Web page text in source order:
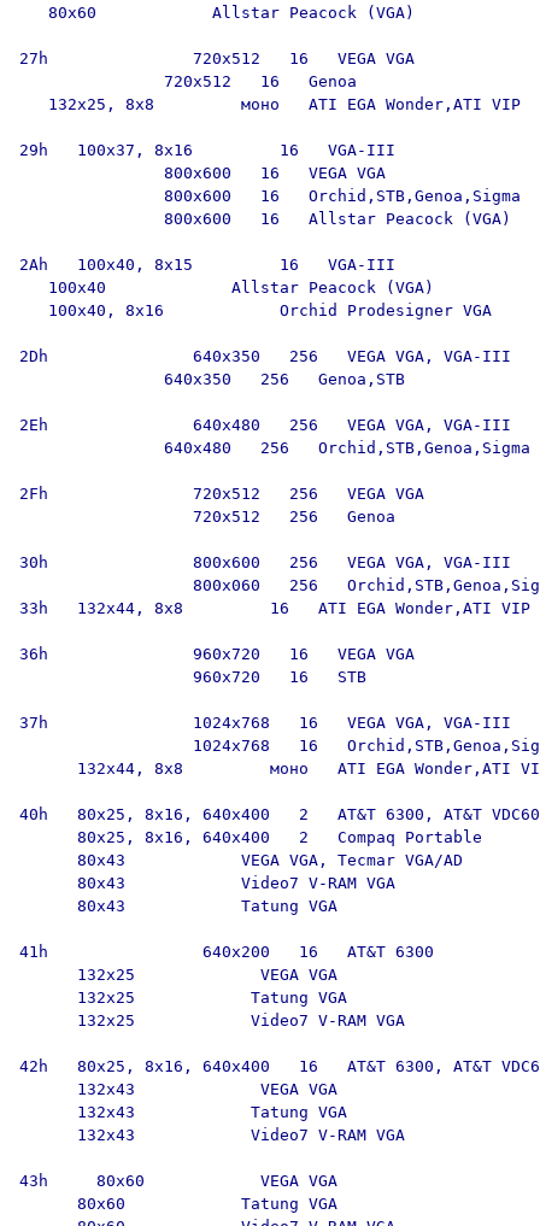
   80x60            Allstar Peacock (VGA)
27h               720x512   16   VEGA VGA
               720x512   16   Genoa
   132x25, 8x8         моно   ATI EGA Wonder,ATI VIP
29h   100x37, 8x16         16   VGA-III
               800x600   16   VEGA VGA
               800x600   16   Orchid,STB,Genoa,Sigma
               800x600   16   Allstar Peacock (VGA)
2Ah   100x40, 8x15         16   VGA-III
   100x40             Allstar Peacock (VGA)
   100x40, 8x16            Orchid Prodesigner VGA
2Dh               640x350   256   VEGA VGA, VGA-III
               640x350   256   Genoa,STB
2Eh               640x480   256   VEGA VGA, VGA-III
               640x480   256   Orchid,STB,Genoa,Sigma
2Fh               720x512   256   VEGA VGA
                  720x512   256   Genoa
30h               800x600   256   VEGA VGA, VGA-III
800x060   256
33h   132x44, 8x8         16   ATI EGA Wonder,ATI VIP
36h               960x720   16   VEGA VGA
                  960x720   16   STB
37h               1024x768   16   VEGA VGA, VGA-III
1024x768   16
132x44, 8x8         моно   ATI EGA Wonder,ATI
40h   80x25, 8x16, 640x400   2   AT&T 6300, AT&T
      80x25, 8x16, 640x400   2   Compaq Portable
      80x43            VEGA VGA, Tecmar VGA/AD
      80x43            Video7 V-RAM VGA
      80x43            Tatung VGA
41h                640x200   16   AT&T 6300
      132x25             VEGA VGA
      132x25            Tatung VGA
      132x25            Video7 V-RAM VGA
42h   80x25, 8x16, 640x400   16   AT&T 6300, AT&T
      132x43             VEGA VGA
      132x43            Tatung VGA
      132x43            Video7 V-RAM VGA
43h     80x60            VEGA VGA
      80x60            Tatung VGA